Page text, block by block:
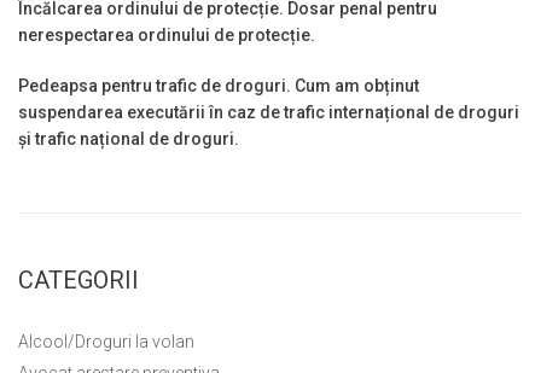
Încălcarea ordinului de protecție. Dosar penal pentru
nerespectarea ordinului de protecție.
Pedeapsa pentru trafic de droguri. Cum am obținut
suspendarea executării în caz de trafic internațional de droguri
și trafic național de droguri.
CATEGORII
Alcool/Droguri la volan